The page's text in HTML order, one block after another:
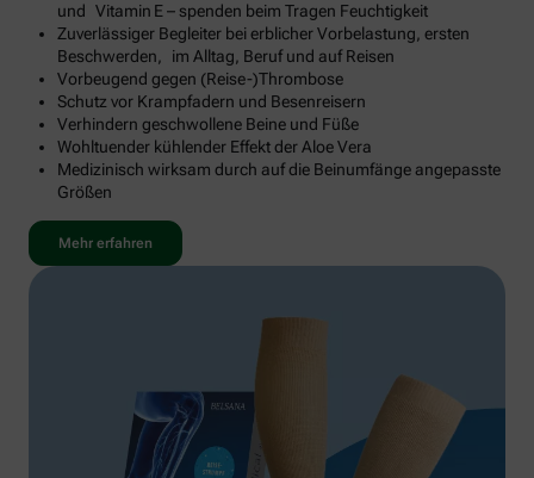
und Vitamin E – spenden beim Tragen Feuchtigkeit
Zuverlässiger Begleiter bei erblicher Vorbelastung, ersten
Beschwerden, im Alltag, Beruf und auf Reisen
Vorbeugend gegen (Reise-)Thrombose
Schutz vor Krampfadern und Besenreisern
Verhindern geschwollene Beine und Füße
Wohltuender kühlender Effekt der Aloe Vera
Medizinisch wirksam durch auf die Beinumfänge angepasste
Größen
Mehr erfahren